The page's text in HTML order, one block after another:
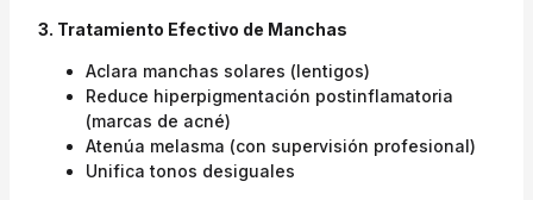
3. Tratamiento Efectivo de Manchas
Aclara manchas solares (lentigos)
Reduce hiperpigmentación postinflamatoria
(marcas de acné)
Atenúa melasma (con supervisión profesional)
Unifica tonos desiguales